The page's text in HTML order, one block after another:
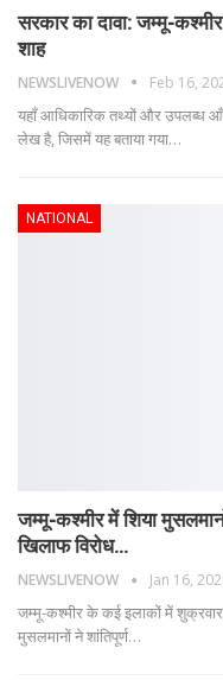
सरकार का दावा: जम्मू-
शाह
NEWSLIVENOW Feb 16,
यहाँ आधिकारिक तथ्यों और उपलब्ध
लेख है, जिसमें यह बताया गया…
NATIONAL
जम्मू-कश्मीर में शिया
खिलाफ विरोध…
NEWSLIVENOW Jan 16,
जम्मू-कश्मीर के कई इलाकों में शुक्रवार
मुसलमानों ने शांतिपूर्ण…